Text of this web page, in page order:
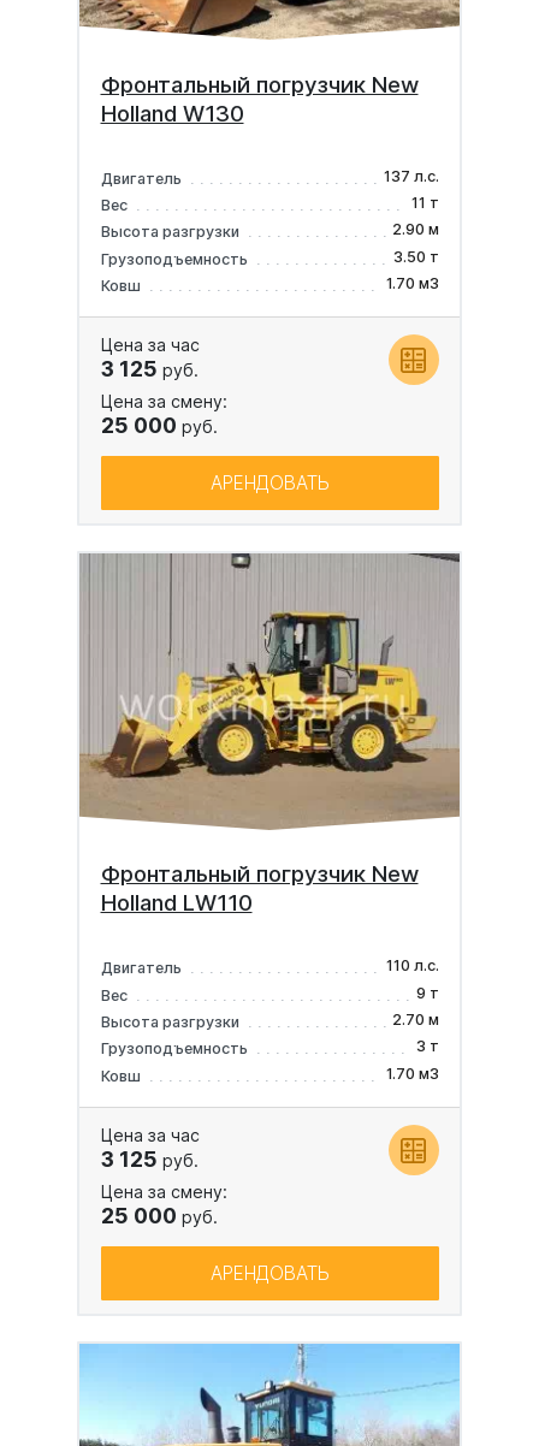
Фронтальный погрузчик New
Holland W130
Двигатель
137 л.с.
Вес
11 т
Высота разгрузки
2.90 м
Грузоподъемность
3.50 т
Ковш
1.70 м3
Цена за час
3 125 руб.
Цена за смену:
25 000 руб.
АРЕНДОВАТЬ
Фронтальный погрузчик New
Holland LW110
Двигатель
110 л.с.
Вес
9 т
Высота разгрузки
2.70 м
Грузоподъемность
3 т
Ковш
1.70 м3
Цена за час
3 125 руб.
Цена за смену:
25 000 руб.
АРЕНДОВАТЬ